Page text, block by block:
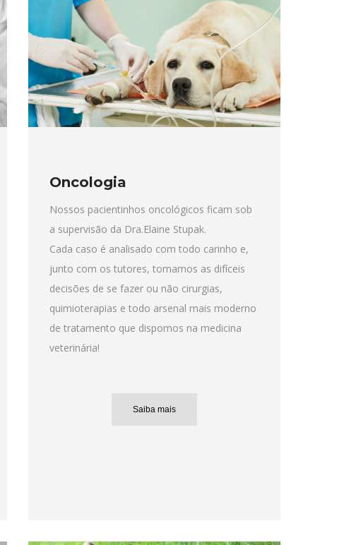
Oncologia
Nossos pacientinhos oncológicos ficam sob
a supervisão da Dra.Elaine Stupak.
Cada caso é analisado com todo carinho e,
junto com os tutores, tomamos as difíceis
decisões de se fazer ou não cirurgias,
quimioterapias e todo arsenal mais moderno
de tratamento que dispomos na medicina
veterinária!
Saiba mais